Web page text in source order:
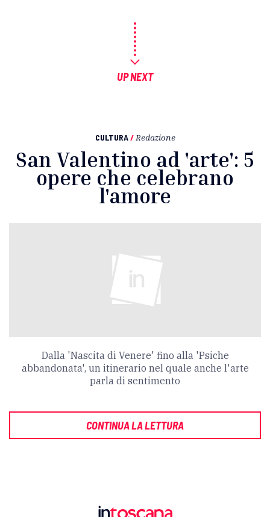
UP NEXT
CULTURA / Redazione
San Valentino ad 'arte': 5
opere che celebrano
l'amore
Dalla 'Nascita di Venere' fino alla 'Psiche
abbandonata', un itinerario nel quale anche l'arte
parla di sentimento
CONTINUA LA LETTURA